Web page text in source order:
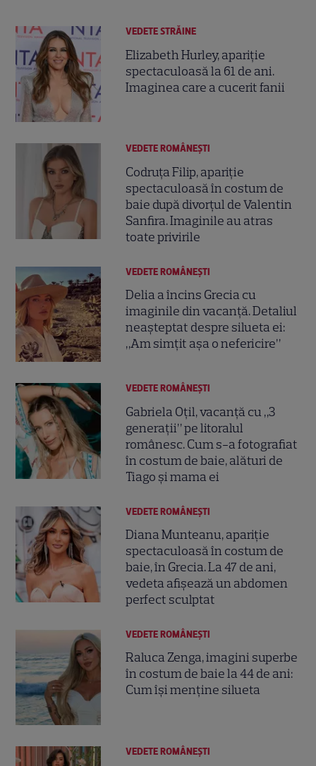
VEDETE STRĂINE
Elizabeth Hurley, apariție
spectaculoasă la 61 de ani.
Imaginea care a cucerit fanii
VEDETE ROMÂNEŞTI
Codruța Filip, apariție
spectaculoasă în costum de
baie după divorțul de Valentin
Sanfira. Imaginile au atras
toate privirile
VEDETE ROMÂNEŞTI
Delia a încins Grecia cu
imaginile din vacanță. Detaliul
neașteptat despre silueta ei:
„Am simțit așa o nefericire”
VEDETE ROMÂNEŞTI
Gabriela Oțil, vacanță cu „3
generații” pe litoralul
românesc. Cum s-a fotografiat
în costum de baie, alături de
Tiago și mama ei
VEDETE ROMÂNEŞTI
Diana Munteanu, apariție
spectaculoasă în costum de
baie, în Grecia. La 47 de ani,
vedeta afișează un abdomen
perfect sculptat
VEDETE ROMÂNEŞTI
Raluca Zenga, imagini superbe
în costum de baie la 44 de ani:
Cum își menține silueta
VEDETE ROMÂNEŞTI